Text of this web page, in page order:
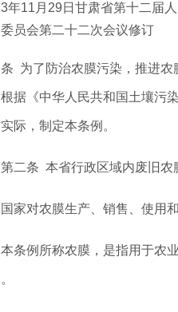
年11月29日甘肃省第十二届
员会第二十二次会议修订
为了防治农膜污染，推进农
据《中华人民共和国土壤污
际，制定本条例。
本省行政区域内废旧农膜
农膜生产、销售、使用和
所称农膜，是指用于农业